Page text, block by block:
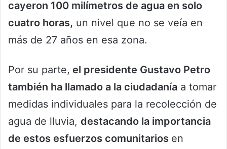
cayeron 100 milímetros de agua en solo
cuatro horas, un nivel que no se veía en
más de 27 años en esa zona.
Por su parte, el presidente Gustavo Petro
también ha llamado a la ciudadanía a tomar
medidas individuales para la recolección de
agua de lluvia, destacando la importancia
de estos esfuerzos comunitarios en